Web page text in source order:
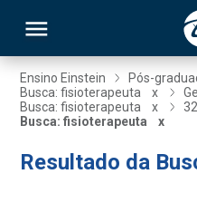
Ensino Einstein
Pós-
Busca: fisioterapeuta
x
Busca: fisioterapeuta
x
Busca: fisioterapeuta
x
Resultado da